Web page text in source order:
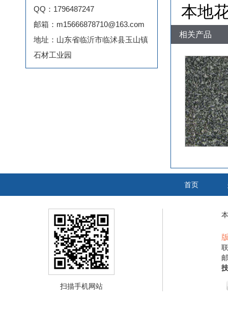
QQ：1796487247
邮箱：m15666878710@163.com
地址：山东省临沂市临沭县玉山镇
石材工业园
本地
相关产品
首页
扫描手机网站